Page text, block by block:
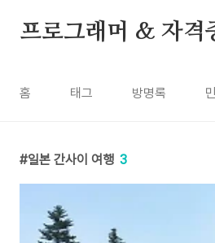
프로그래머 & 자격
홈 태그 방명록
일본 간사이 여행 3